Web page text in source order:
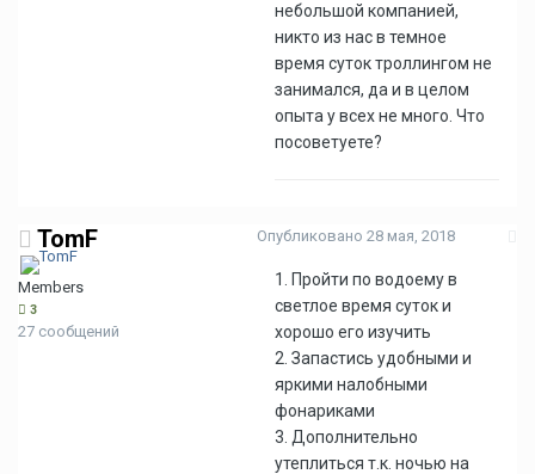
небольшой компанией,
никто из нас в темное
время суток троллингом не
занимался, да и в целом
опыта у всех не много. Что
посоветуете?
TomF
Members
3
27 сообщений
Опубликовано 28 мая, 2018
1. Пройти по водоему в
светлое время суток и
хорошо его изучить
2. Запастись удобными и
яркими налобными
фонариками
3. Дополнительно
утеплиться т.к. ночью на